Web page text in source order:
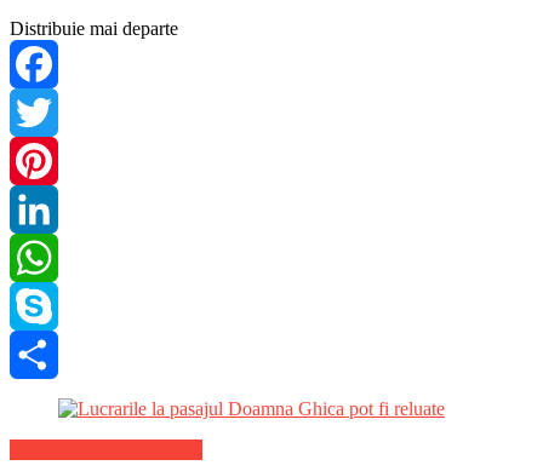
Distribuie mai departe
Facebook
Twitter
Pinterest
LinkedIn
WhatsApp
Skype